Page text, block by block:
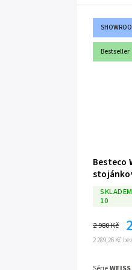
Bestseller
Besteco
10
2 289,26 Kč
2 980 Kč